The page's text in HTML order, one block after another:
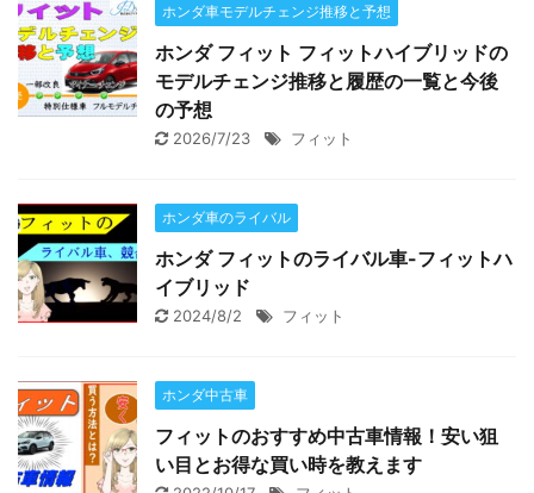
ホンダ車モデルチェンジ推移と予想
ホンダ フィット フィットハイブリッドの
モデルチェンジ推移と履歴の一覧と今後
の予想
2026/7/23 フィット
ホンダ車のライバル
ホンダ フィットのライバル車-フィットハ
イブリッド
2024/8/2 フィット
ホンダ中古車
フィットのおすすめ中古車情報！安い狙
い目とお得な買い時を教えます